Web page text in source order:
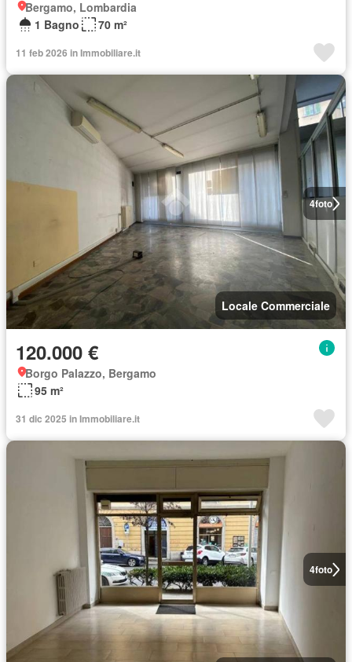
Bergamo, Lombardia
1 Bagno
70 m²
11 feb 2026 in Immobiliare.it
4foto
Locale Commerciale
120.000 €
Borgo Palazzo, Bergamo
95 m²
31 dic 2025 in Immobiliare.it
4foto